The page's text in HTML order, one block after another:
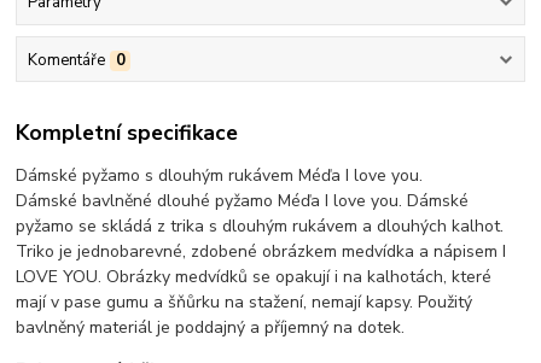
Komentáře 0
Kompletní specifikace
Dámské pyžamo s dlouhým rukávem Méďa I love you.
Dámské bavlněné dlouhé pyžamo Méďa I love you. Dámské
pyžamo se skládá z trika s dlouhým rukávem a dlouhých kalhot.
Triko je jednobarevné, zdobené obrázkem medvídka a nápisem I
LOVE YOU. Obrázky medvídků se opakují i na kalhotách, které
mají v pase gumu a šňůrku na stažení, nemají kapsy. Použitý
bavlněný materiál je poddajný a příjemný na dotek.